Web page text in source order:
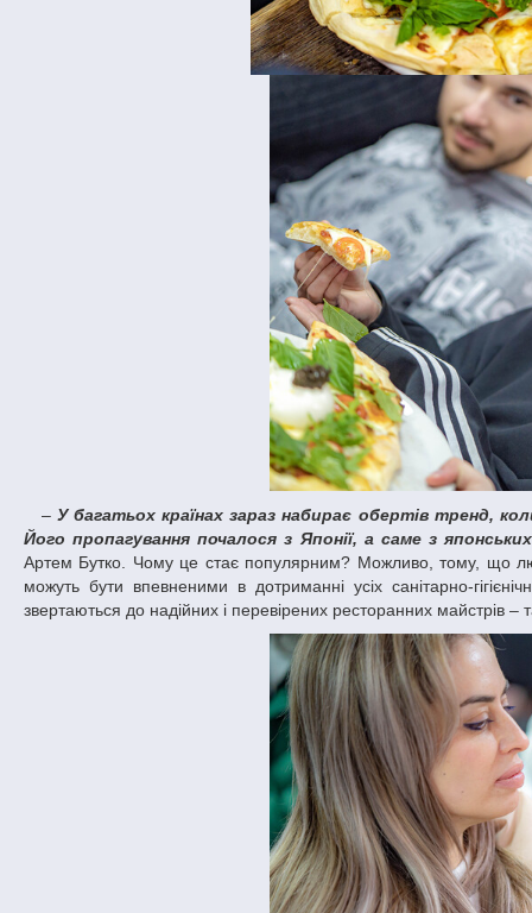
– У багатьох країнах зараз набирає обертів тренд,
Його пропагування почалося з Японії, а саме з
Артем Бутко. Чому це стає популярним? Можливо, тому, що
можуть бути впевненими в дотриманні усіх санітарно-
звертаються до надійних і перевірених ресторанних майстрів –